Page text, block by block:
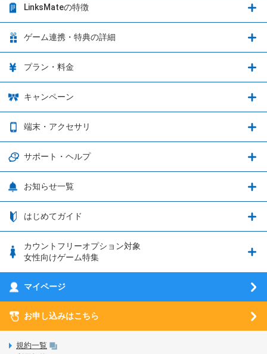
LinksMateの特徴
LinksMateの特徴
音声通話料金がもっとオトクに
データ通信容量繰り越し
通信エリアと通信速度状況
つながる端末保証
フィルタリングアプリ
5G回線オプションについて
LINE年齢認証について
LinksStoreについて
ゲーム連携・特典の詳細
ゲーム連携・特典の詳細
ブレイブソード×ブレイズソウル
ウマ娘 プリティーダービー
プリンセスコネクト！Re:Dive
釣り★スタ
ウマスクについて
プラン・料金
プラン・料金
3種類のSIMタイプ
日割り計算
キャンペーン
お得なキャンペーン実施中！
OPPO端末購入キャンペーン第5弾
端末・アクセサリ
端末・アクセサリ
iPhone利用について
動作確認済み端末一覧
サポート・ヘルプ
サポート・ヘルプ
nanoSIM･microSIM･通常SIMの初期設定方法
eSIMの初期設定方法
MVNOのギモンを解消！
3Dセキュアについて
お知らせ一覧
お知らせ一覧
はじめてガイド
はじめてガイド
SIMサービスについて
SIMロック解除ガイド
カウントフリーオプション対象
女性向けゲーム特集
刀剣乱舞-ONLINE- Pocket
あんさんぶるスターズ！！Music
マイページ
お申し込みはこちら
規約一覧